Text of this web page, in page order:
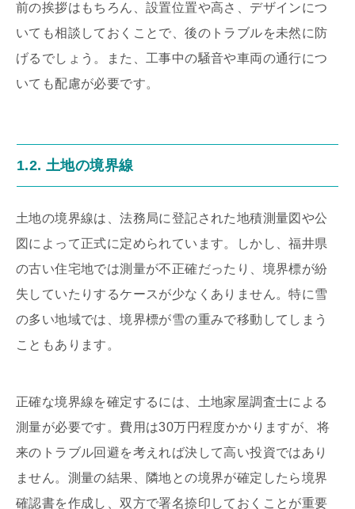
前の挨拶はもちろん、設置位置や高さ、デザインにつ
いても相談しておくことで、後のトラブルを未然に防
げるでしょう。また、工事中の騒音や車両の通行につ
いても配慮が必要です。
1.2. 土地の境界線
土地の境界線は、法務局に登記された地積測量図や公
図によって正式に定められています。しかし、福井県
の古い住宅地では測量が不正確だったり、境界標が紛
失していたりするケースが少なくありません。特に雪
の多い地域では、境界標が雪の重みで移動してしまう
こともあります。
正確な境界線を確定するには、土地家屋調査士による
測量が必要です。費用は30万円程度かかりますが、将
来のトラブル回避を考えれば決して高い投資ではあり
ません。測量の結果、隣地との境界が確定したら境界
確認書を作成し、双方で署名捺印しておくことが重要